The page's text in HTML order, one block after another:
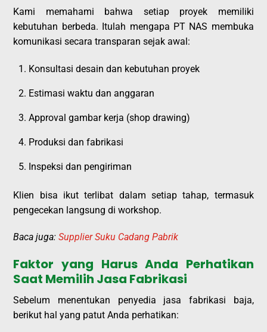
Kami memahami bahwa setiap proyek memiliki
kebutuhan berbeda. Itulah mengapa PT NAS membuka
komunikasi secara transparan sejak awal:
Konsultasi desain dan kebutuhan proyek
Estimasi waktu dan anggaran
Approval gambar kerja (shop drawing)
Produksi dan fabrikasi
Inspeksi dan pengiriman
Klien bisa ikut terlibat dalam setiap tahap, termasuk
pengecekan langsung di workshop.
Baca juga:Supplier Suku Cadang Pabrik
Faktor yang Harus Anda Perhatikan
Saat Memilih Jasa Fabrikasi
Sebelum menentukan penyedia jasa fabrikasi baja,
berikut hal yang patut Anda perhatikan: